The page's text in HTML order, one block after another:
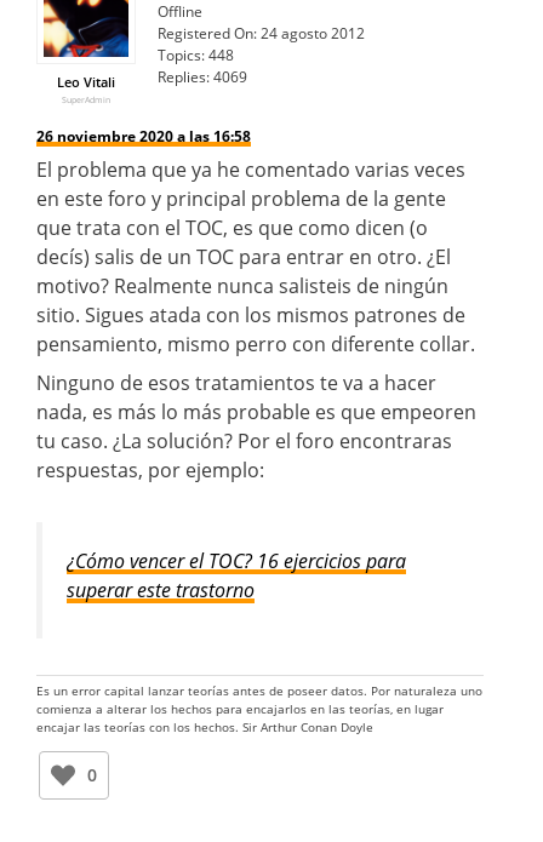
Leo Vitali
SuperAdmin
Offline
Registered On:24 agosto 2012
Topics:448
Replies:4069
26 noviembre 2020 a las 16:58
El problema que ya he comentado varias veces
en este foro y principal problema de la gente
que trata con el TOC, es que como dicen (o
decís) salis de un TOC para entrar en otro. ¿El
motivo? Realmente nunca salisteis de ningún
sitio. Sigues atada con los mismos patrones de
pensamiento, mismo perro con diferente collar.
Ninguno de esos tratamientos te va a hacer
nada, es más lo más probable es que empeoren
tu caso. ¿La solución? Por el foro encontraras
respuestas, por ejemplo:
¿Cómo vencer el TOC? 16 ejercicios para
superar este trastorno
Es un error capital lanzar teorías antes de poseer datos. Por naturaleza uno
comienza a alterar los hechos para encajarlos en las teorías, en lugar
encajar las teorías con los hechos. Sir Arthur Conan Doyle
0